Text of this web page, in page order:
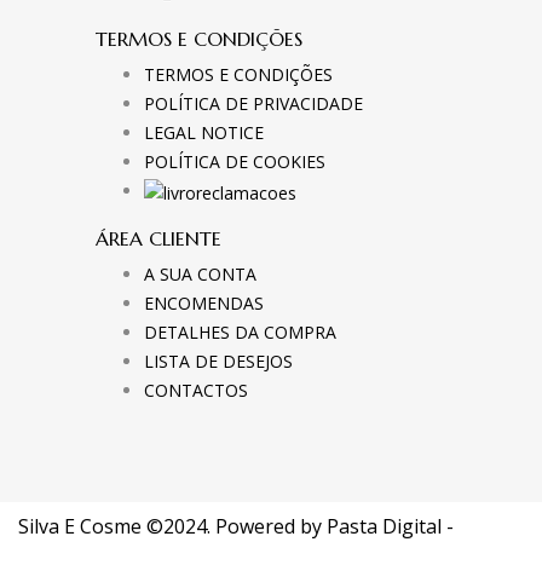
TERMOS E CONDIÇÕES
TERMOS E CONDIÇÕES
POLÍTICA DE PRIVACIDADE
LEGAL NOTICE
POLÍTICA DE COOKIES
ÁREA CLIENTE
A SUA CONTA
ENCOMENDAS
DETALHES DA COMPRA
LISTA DE DESEJOS
CONTACTOS
Silva E Cosme ©2024. Powered by Pasta Digital -